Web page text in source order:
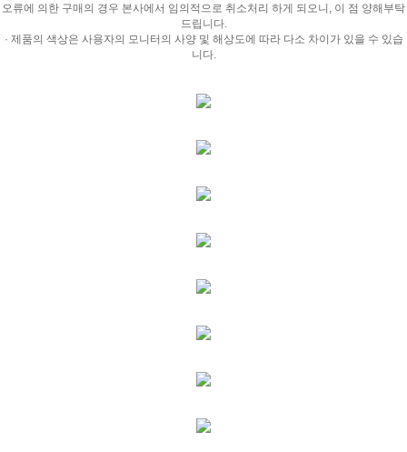
오류에 의한 구매의 경우 본사에서 임의적으로 취소처리 하게 되오니, 이 점 양해부탁
드립니다.
· 제품의 색상은 사용자의 모니터의 사양 및 해상도에 따라 다소 차이가 있을 수 있습
니다.